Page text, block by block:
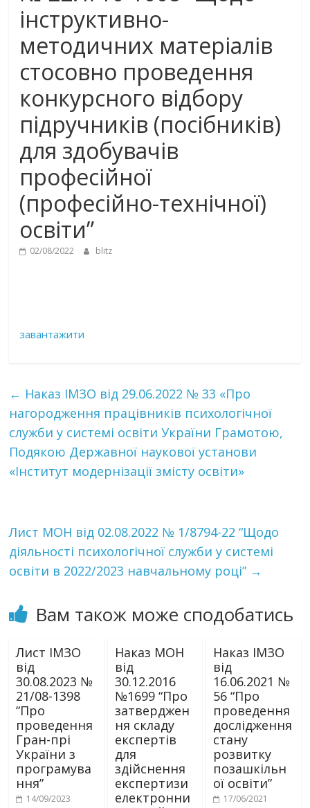
інструктивно-
методичних матеріалів
стосовно проведення
конкурсного відбору
підручників (посібників)
для здобувачів
професійної
(професійно-технічної)
освіти”
02/08/2022 blitz
завантажити
← Наказ ІМЗО від 29.06.2022 № 33 «Про
нагородження працівників психологічної
служби у системі освіти України Грамотою,
Подякою Державної наукової установи
«Інститут модернізації змісту освіти»
Лист МОН від 02.08.2022 № 1/8794-22 “Щодо
діяльності психологічної служби у системі
освіти в 2022/2023 навчальному році” →
Вам також може сподобатись
Лист ІМЗО
від
30.08.2023 №
21/08-1398
“Про
проведення
Гран-прі
України з
програмува
ння”
14/09/2023
Наказ МОН
від
30.12.2016
№1699 “Про
затверджен
ня складу
екcпертів
для
здійснення
експертизи
електронни
Наказ ІМЗО
від
16.06.2021 №
56 “Про
проведення
дослідження
стану
розвитку
позашкільн
ої освіти”
17/06/2021